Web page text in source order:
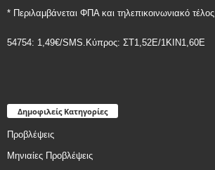
* Περιλαμβάνεται ΦΠΑ και τηλεπικοινωνιακό τέλος
54754: 1,49€/SMS.Κύπρος: ΣT1,52E/1KIN1,60E
Δημοφιλείς Κατηγορίες
Προβλέψεις
Μηνιαίες Προβλέψεις